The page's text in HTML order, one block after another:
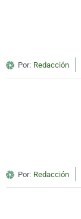
Por: Redacción
Por: Redacción